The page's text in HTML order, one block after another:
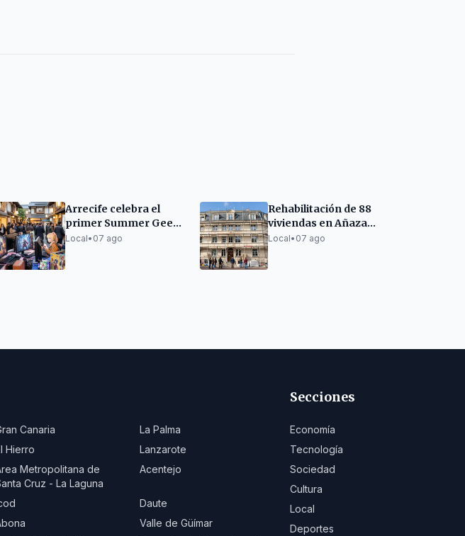
Arrecife celebra el
primer Summer Geek
con videojuegos y
Local• 07 ago
Rehabilitación de 88
viviendas en Añaza
con fondos europeos y
Local• 07 ago
Canaria
La Palma
Hierro
Lanzarote
Metropolitana de
Cruz - La Laguna
Acentejo
Daute
Valle de Güímar
Secciones
Economía
Tecnología
Sociedad
Cultura
Local
Deportes